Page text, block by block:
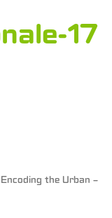
17
Encoding the Urban –